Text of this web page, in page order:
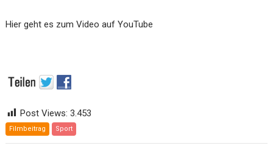
Hier geht es zum Video auf YouTube
Post Views: 3.453
Filmbeitrag Sport